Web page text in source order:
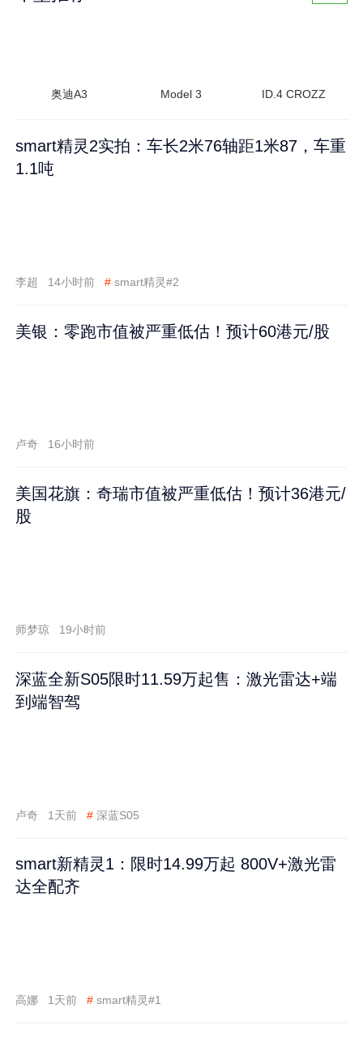
奥迪A3 Model 3 ID.4 CROZZ
smart精灵2实拍：车长2米76轴距1米87，车重
1.1吨
李超 14小时前 # smart精灵#2
美银：零跑市值被严重低估！预计60港元/股
卢奇 16小时前
美国花旗：奇瑞市值被严重低估！预计36港元/
股
师梦琼 19小时前
深蓝全新S05限时11.59万起售：激光雷达+端
到端智驾
卢奇 1天前 # 深蓝S05
smart新精灵1：限时14.99万起 800V+激光雷
达全配齐
高娜 1天前 # smart精灵#1